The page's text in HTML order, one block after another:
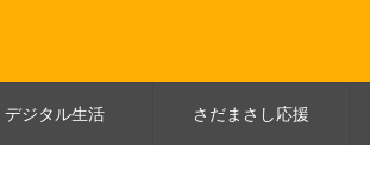
デジタル生活 さだまさし応援